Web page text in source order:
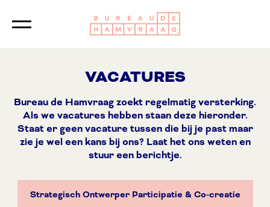
VACATURES
Bureau de Hamvraag zoekt regelmatig versterking.
Als we vacatures hebben staan deze hieronder.
Staat er geen vacature tussen die bij je past maar
zie je wel een kans bij ons? Laat het ons weten en
stuur een berichtje.
Strategisch Ontwerper Participatie & Co-creatie